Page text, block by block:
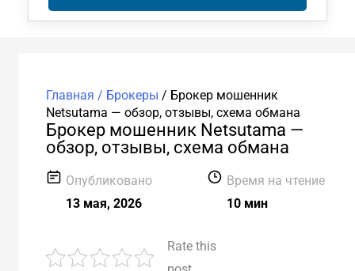
Главная / Брокеры / Брокер мошенник
Netsutama — обзор, отзывы, схема обмана
Брокер мошенник Netsutama —
обзор, отзывы, схема обмана
Опубликовано
13 мая, 2026
Время на чтение
10 мин
Rate this